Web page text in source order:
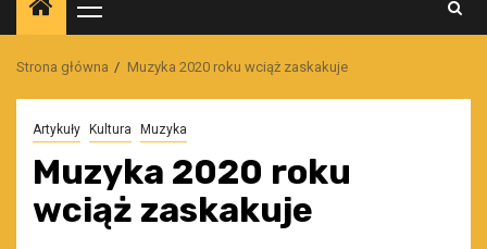
Menu
główne
Strona główna Muzyka 2020 roku wciąż zaskakuje
Artykuły Kultura Muzyka
Muzyka 2020 roku
wciąż zaskakuje